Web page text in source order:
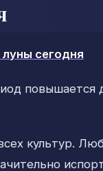
сегодня
повышается
культур.